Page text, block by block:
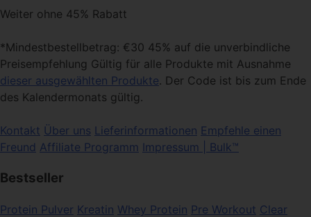
Weiter ohne 45% Rabatt
*Mindestbestellbetrag: €30 45% auf die unverbindliche
Preisempfehlung Gültig für alle Produkte mit Ausnahme
dieser ausgewählten Produkte. Der Code ist bis zum Ende
des Kalendermonats gültig.
Kontakt Über uns Lieferinformationen Empfehle einen
Freund Affiliate Programm Impressum | Bulk™
Bestseller
Protein Pulver Kreatin Whey Protein Pre Workout Clear